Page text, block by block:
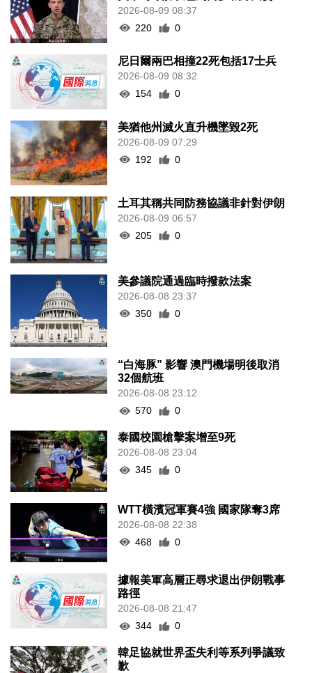
2026-08-09 08:37
220
0
尼日爾兩巴相撞22死包括17士兵
2026-08-09 08:32
154
0
美猶他州滅火直升機墜毀2死
2026-08-09 07:29
192
0
土耳其稱共同防務協議非針對伊朗
2026-08-09 06:57
205
0
美參議院通過臨時撥款法案
2026-08-08 23:37
350
0
“白海豚” 影響 澳門機場明後取消
32個航班
2026-08-08 23:12
570
0
泰國校園槍擊案增至9死
2026-08-08 23:04
345
0
WTT橫濱冠軍賽4強 國家隊奪3席
2026-08-08 22:38
468
0
據報美軍高層正尋求退出伊朗戰事
路徑
2026-08-08 21:47
344
0
韓足協就世界盃失利等系列爭議致
歉